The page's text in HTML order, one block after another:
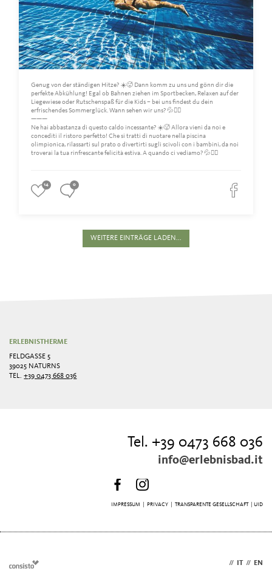
Genug von der ständigen Hitze? ☀️🥵 Dann komm zu uns und gönn dir die
perfekte Abkühlung! Egal ob Bahnen ziehen im Sportbecken, Relaxen auf der
Liegewiese oder Rutschenspaß für die Kids – bei uns findest du dein
erfrischendes Sommerglück. Wann sehen wir uns? 💦🏊‍♂️
———
Ne hai abbastanza di questo caldo incessante? ☀️🥵 Allora vieni da noi e
concediti il ristoro perfetto! Che si tratti di nuotare nella piscina
olimpionica, rilassarti sul prato o divertirti sugli scivoli con i bambini, da noi
troverai la tua rinfrescante felicità estiva. A quando ci vediamo? 💦🏊‍♂️
14 0
WEITERE EINTRÄGE LADEN...
ERLEBNISTHERME
FELDGASSE 5
39025 NATURNS
TEL.+39 0473 668 036
Tel. +39 0473 668 036
info@erlebnisbad.it
IMPRESSUM PRIVACY| TRANSPARENTE GESELLSCHAFT | UID
// IT // EN